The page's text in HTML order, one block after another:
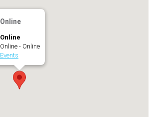
Online
Online
Online - Online
Events